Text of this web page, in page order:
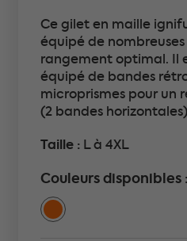
Ce gilet en maille
équipé de
rangement optimal. Il
équipé de bandes
microprismes pour un
(2 bandes
Taille : L à 4XL
Couleurs disponibles :